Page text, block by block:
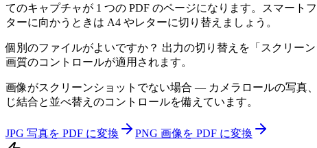
てのキャプチャが 1 つの PDF のページになります。スマー
ターに向かうときは A4 やレターに切り替えましょう。
個別のファイルがよいですか？ 出力の切り替えを「スクリー
画質のコントロールが適用されます。
画像がスクリーンショットでない場合 — カメラロールの写真
じ結合と並べ替えのコントロールを備えています。
JPG 写真を PDF に変換 PNG 画像を PDF に変換